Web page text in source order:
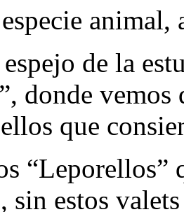
animal,
de la
donde
que
“Leporellos”
sin estos